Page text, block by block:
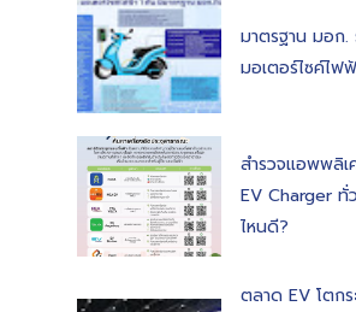
มาตรฐาน มอก.
มอเตอร์ไซค์ไฟ
สำรวจแอพพลิเ
EV Charger ทั่
ไหนดี?
ตลาด EV โตก